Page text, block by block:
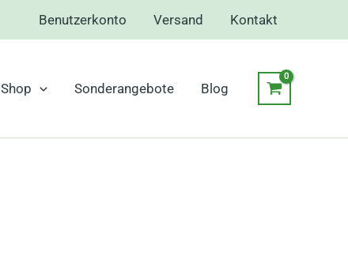
Benutzerkonto Versand Kontakt
Shop Sonderangebote Blog